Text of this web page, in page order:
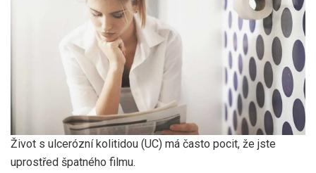
Život s ulcerózní kolitidou (UC) má často pocit, že jste
uprostřed špatného filmu.